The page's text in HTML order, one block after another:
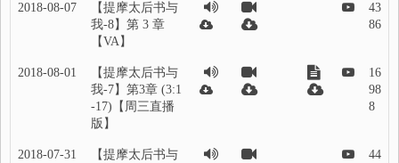
2018-08-07
【提摩太后书与
我-8】第 3 章
【VA】
43
86
2018-08-01
【提摩太后书与
我-7】第3章 (3:1
-17)【周三直播
版】
16
98
8
2018-07-31
【提摩太后书与
44